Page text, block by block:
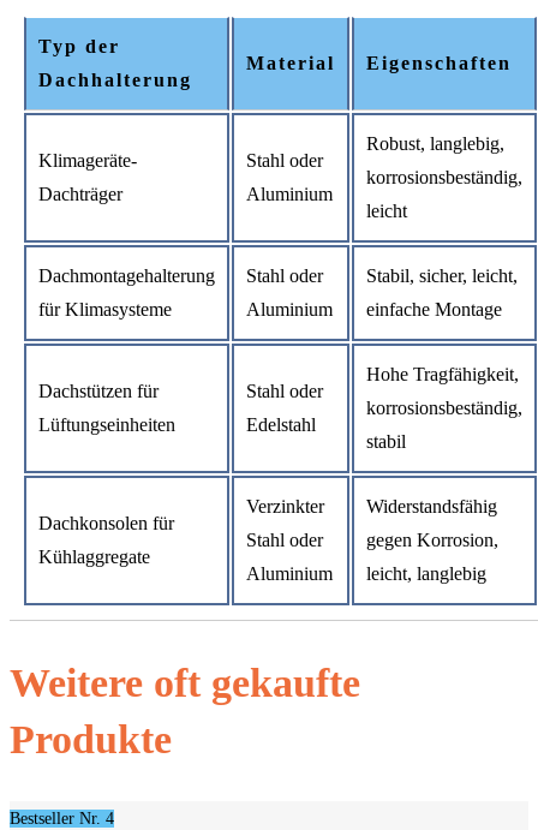
Typ der
Dachhalterung
Material Eigenschaften
Klimageräte-
Dachträger
Stahl oder
Aluminium
Robust, langlebig,
korrosionsbeständig,
leicht
Dachmontagehalterung
für Klimasysteme
Stahl oder
Aluminium
Stabil, sicher, leicht,
einfache Montage
Dachstützen für
Lüftungseinheiten
Stahl oder
Edelstahl
Hohe Tragfähigkeit,
korrosionsbeständig,
stabil
Dachkonsolen für
Kühlaggregate
Verzinkter
Stahl oder
Aluminium
Widerstandsfähig
gegen Korrosion,
leicht, langlebig
Weitere oft gekaufte
Produkte
Bestseller Nr. 4